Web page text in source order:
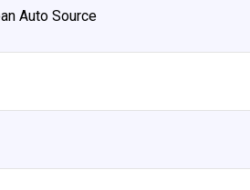
Auto Source